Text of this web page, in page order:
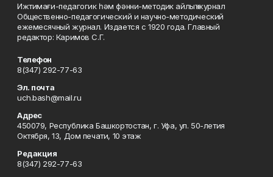
Ижтимағи-педагогик һәм фәнни-методик айлыҡ журнал
Общественно-педагогический и научно-методический
ежемесячный журнал. Издается с 1920 года. Главный
редактор: Каримов С.Г.
Телефон
8(347) 292-77-63
Эл. почта
uch.bash@mail.ru
Адрес
450079, Республика Башкортостан, г. Уфа, ул. 50-летия
Октября, 13, Дом печати, 10 этаж
Редакция
8(347) 292-77-63